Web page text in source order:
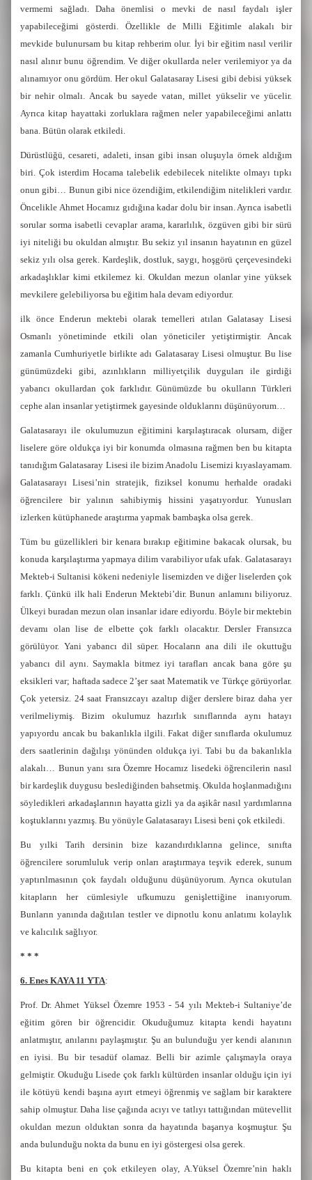
vermemi sağladı. Daha önemlisi o mevki de nasıl faydalı işler
yapabileceğimi gösterdi. Özellikle de Milli Eğitimle alakalı bir
mevkide bulunursam bu kitap rehberim olur. İyi bir eğitim nasıl verilir
nasıl alınır bunu öğrendim. Ve diğer okullarda neler verilemiyor ya da
alınamıyor onu gördüm. Her okul Galatasaray Lisesi gibi debisi yüksek
bir nehir olmalı. Ancak bu sayede vatan, millet yükselir ve yücelir.
Ayrıca kitap hayattaki zorluklara rağmen neler yapabileceğimi anlattı
bana. Bütün olarak etkiledi.
Dürüstlüğü, cesareti, adaleti, insan gibi insan oluşuyla örnek aldığım
biri. Çok isterdim Hocama talebelik edebilecek nitelikte olmayı tıpkı
onun gibi… Bunun gibi nice özendiğim, etkilendiğim nitelikleri vardır.
Öncelikle Ahmet Hocamız gıdığına kadar dolu bir insan. Ayrıca isabetli
sorular sorma isabetli cevaplar arama, kararlılık, özgüven gibi bir sürü
iyi niteliği bu okuldan almıştır. Bu sekiz yıl insanın hayatının en güzel
sekiz yılı olsa gerek. Kardeşlik, dostluk, saygı, hoşgörü çerçevesindeki
arkadaşlıklar kimi etkilemez ki. Okuldan mezun olanlar yine yüksek
mevkilere gelebiliyorsa bu eğitim hala devam ediyordur.
ilk önce Enderun mektebi olarak temelleri atılan Galatasay Lisesi
Osmanlı yönetiminde etkili olan yöneticiler yetiştirmiştir. Ancak
zamanla Cumhuriyetle birlikte adı Galatasaray Lisesi olmuştur. Bu lise
günümüzdeki gibi, azınlıkların milliyetçilik duyguları ile girdiği
yabancı okullardan çok farklıdır. Günümüzde bu okulların Türkleri
cephe alan insanlar yetiştirmek gayesinde olduklarını düşünüyorum…
Galatasarayı ile okulumuzun eğitimini karşılaştıracak olursam, diğer
liselere göre oldukça iyi bir konumda olmasına rağmen ben bu kitapta
tanıdığım Galatasaray Lisesi ile bizim Anadolu Lisemizi kıyaslayamam.
Galatasarayı Lisesi’nin stratejik, fiziksel konumu herhalde oradaki
öğrencilere bir yalının sahibiymiş hissini yaşatıyordur. Yunusları
izlerken kütüphanede araştırma yapmak bambaşka olsa gerek.
Tüm bu güzellikleri bir kenara bırakıp eğitimine bakacak olursak, bu
konuda karşılaştırma yapmaya dilim varabiliyor ufak ufak. Galatasarayı
Mekteb-i Sultanisi kökeni nedeniyle lisemizden ve diğer liselerden çok
farklı. Çünkü ilk hali Enderun Mektebi’dir. Bunun anlamını biliyoruz.
Ülkeyi buradan mezun olan insanlar idare ediyordu. Böyle bir mektebin
devamı olan lise de elbette çok farklı olacaktır. Dersler Fransızca
görülüyor. Yani yabancı dil süper. Hocaların ana dili ile okuttuğu
yabancı dil aynı. Saymakla bitmez iyi tarafları ancak bana göre şu
eksikleri var; haftada sadece 2’şer saat Matematik ve Türkçe görüyorlar.
Çok yetersiz. 24 saat Fransızcayı azaltıp diğer derslere biraz daha yer
verilmeliymiş. Bizim okulumuz hazırlık sınıflarında aynı hatayı
yapıyordu ancak bu bakanlıkla ilgili. Fakat diğer sınıflarda okulumuz
ders saatlerinin dağılışı yönünden oldukça iyi. Tabi bu da bakanlıkla
alakalı… Bunun yanı sıra Özemre Hocamız lisedeki öğrencilerin nasıl
bir kardeşlik duygusu beslediğinden bahsetmiş. Okulda hoşlanmadığını
söyledikleri arkadaşlarının hayatta gizli ya da aşikâr nasıl yardımlarına
koştuklarını yazmış. Bu yönüyle Galatasarayı Lisesi beni çok etkiledi.
Bu yılki Tarih dersinin bize kazandırdıklarına gelince, sınıfta
öğrencilere sorumluluk verip onları araştırmaya teşvik ederek, sunum
yaptırılmasının çok faydalı olduğunu düşünüyorum. Ayrıca okutulan
kitapların her cümlesiyle ufkumuzu genişlettiğine inanıyorum.
Bunların yanında dağıtılan testler ve dipnotlu konu anlatımı kolaylık
ve kalıcılık sağlıyor.
* * *
6. Enes KAYA 11 YTA:
Prof. Dr. Ahmet Yüksel Özemre 1953 - 54 yılı Mekteb-i Sultaniye’de
eğitim gören bir öğrencidir. Okuduğumuz kitapta kendi hayatını
anlatmıştır, anılarını paylaşmıştır. Şu an bulunduğu yer kendi alanının
en iyisi. Bu bir tesadüf olamaz. Belli bir azimle çalışmayla oraya
gelmiştir. Okuduğu Lisede çok farklı kültürden insanlar olduğu için iyi
ile kötüyü kendi başına ayırt etmeyi öğrenmiş ve sağlam bir karaktere
sahip olmuştur. Daha lise çağında acıyı ve tatlıyı tattığından mütevellit
okuldan mezun olduktan sonra da hayatında başarıya koşmuştur. Şu
anda bulunduğu nokta da bunu en iyi göstergesi olsa gerek.
Bu kitapta beni en çok etkileyen olay, A.Yüksel Özemre’nin haklı